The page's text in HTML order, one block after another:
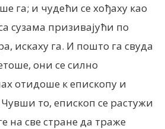
га; и чудећи се хођаху као
сузама призивајући по
искаху га. И пошто га свуда
они се силно
отидоше к епископу и
то, епископ се растужи
на све стране да траже